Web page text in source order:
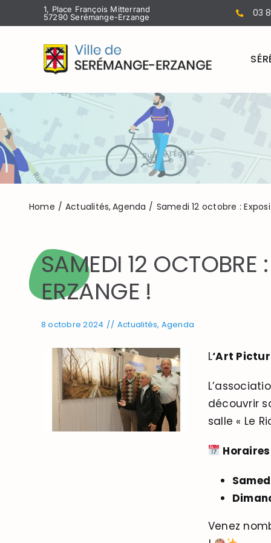
au
1, Place François Mitterrand
57290 Serémange-Erzange
03
Home Actualités Agenda Samedi 12 octobre :
SAMEDI 12 OCTOBRE
ERZANGE !
8 octobre 2024 // Actualités, Agenda
L‘Art
découvrir
salle « Le
Venez